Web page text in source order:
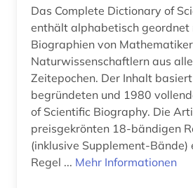
Das Complete Dictionary of
enthält alphabetisch geordnet
Biographien von
Naturwissenschaftlern aus
Zeitepochen. Der Inhalt
begründeten und 1980
of Scientific Biography. Die
preisgekrönten 18-bändigen
(inklusive Supplement-Bände)
Regel ... Mehr Informationen